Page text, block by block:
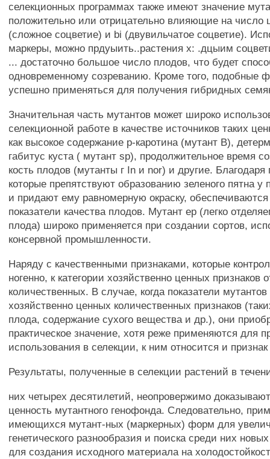
селекционных программах также имеют значение
положительно или отрицательно влияющие на число
(сложное соцветие) и bi (двувильчатое соцветие).
маркеры, можно прдуыить..растения х: .дцыим
... достаточно большое число плодов, что будет
одновременному созреванию. Кроме того, подобные
успешно применяться для получения гибридных
Значительная часть мутантов может широко
селекционной работе в качестве источников таких
как высокое содержание р-каротина (мутант В),
габитус куста ( мутант sp), продолжительное время
кость плодов (мутанты г In и nor) и другие.
которые препятствуют образованию зеленого пятна у
и придают ему равномерную окраску,
показатели качества плодов. Мутант ер (легко
плода) широко применяется при создании сортов,
консервной промышленности.
Наряду с качественными признаками, которые
ногенно, к категории хозяйственно ценных признаков
количественных. В случае, когда показатели
хозяйственно ценных количественных признаков
плода, содержание сухого вещества и др.), они
практическое значение, хотя реже применяются для
использования в селекции, к ним относится и
Результаты, полученные в селекции растений в
них четырех десятилетий, неопровержимо
ценность мутантного генофонда. Следовательно,
имеющихся мутант-ных (маркерных) форм для
генетического разнообразия и поиска среди них
для создания исходного материала на